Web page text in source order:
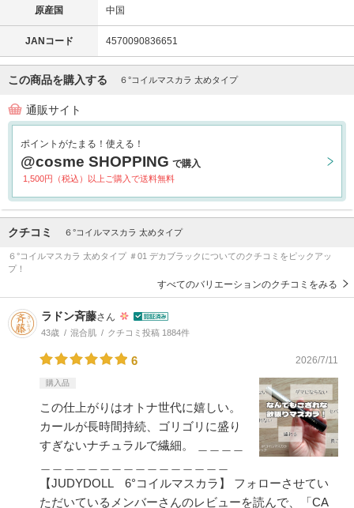
原産国 中国
JANコード 4570090836651
この商品を購入する ６°コイルマスカラ 太めタイプ
通販サイト
ポイントがたまる！使える！
@cosme SHOPPING で購入
1,500円（税込）以上ご購入で送料無料
クチコミ ６°コイルマスカラ 太めタイプ
６°コイルマスカラ 太めタイプ ＃01 デカブラックについてのクチコミをピックアッ
プ！
すべてのバリエーションのクチコミをみる
ラドン斉藤さん
43歳 混合肌 クチコミ投稿 1884件
6 2026/7/11
購入品
この仕上がりはオトナ世代に嬉しい。
カールが長時間持続、ゴリゴリに盛り
すぎないナチュラルで繊細。 ＿＿＿＿
【JUDYDOLL 6°コイルマスカラ】 フォローさせてい
ただいているメンバーさんのレビューを読んで、「CA